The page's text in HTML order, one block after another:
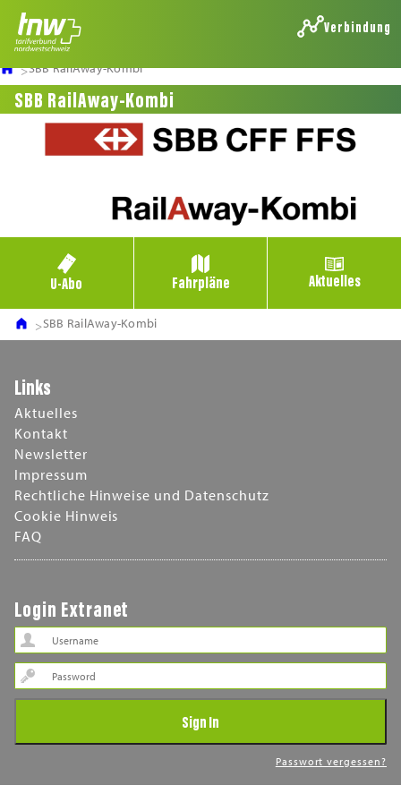
Verbindung
SBB RailAway-Kombi
SBB RailAway-Kombi
U-Abo Fahrpläne Aktuelles
SBB RailAway-Kombi
Links
Aktuelles
Kontakt
Newsletter
Impressum
Rechtliche Hinweise und Datenschutz
Cookie Hinweis
FAQ
Login Extranet
Password
Sign In
Passwort vergessen?